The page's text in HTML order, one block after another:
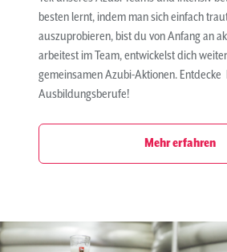
besten lernt, indem man sich einfach
auszuprobieren, bist du von Anfang an
arbeitest im Team, entwickelst dich
gemeinsamen Azubi-Aktionen. Entdecke
Ausbildungsberufe!
Mehr erfahren